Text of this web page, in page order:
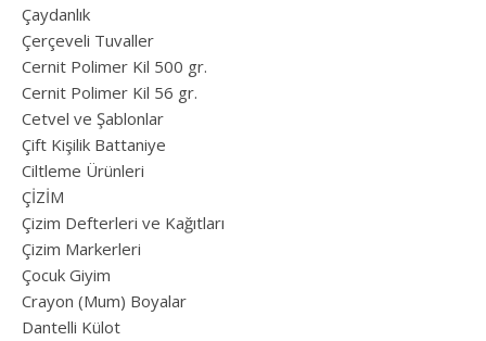
Çaydanlık
Çerçeveli Tuvaller
Cernit Polimer Kil 500 gr.
Cernit Polimer Kil 56 gr.
Cetvel ve Şablonlar
Çift Kişilik Battaniye
Ciltleme Ürünleri
ÇİZİM
Çizim Defterleri ve Kağıtları
Çizim Markerleri
Çocuk Giyim
Crayon (Mum) Boyalar
Dantelli Külot